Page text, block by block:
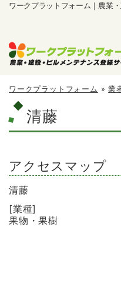
ワークプラットフォーム｜農業
ワークプラットフォーム »業
清藤
アクセスマップ
清藤
[業種]
果物・果樹